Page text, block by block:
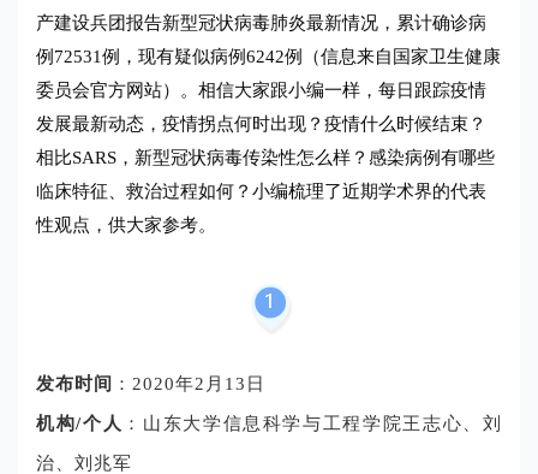
产建设兵团报告新型冠状病毒肺炎最新情况，累计确诊病
例72531例，现有疑似病例6242例（信息来自国家卫生健康
委员会官方网站）。相信大家跟小编一样，每日跟踪疫情
发展最新动态，疫情拐点何时出现？疫情什么时候结束？
相比SARS，新型冠状病毒传染性怎么样？感染病例有哪些
临床特征、救治过程如何？小编梳理了近期学术界的代表
性观点，供大家参考。
发布时间 ：2020年2月13日
机构/个人 ：山东大学信息科学与工程学院王志心、刘
治、刘兆军